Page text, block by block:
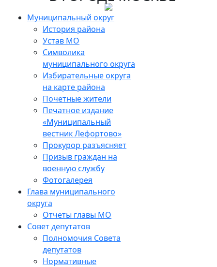
Муниципальный округ
История района
Устав МО
Символика
муниципального округа
Избирательные округа
на карте района
Почетные жители
Печатное издание
«Муниципальный
вестник Лефортово»
Прокурор разъясняет
Призыв граждан на
военную службу
Фотогалерея
Глава муниципального
округа
Отчеты главы МО
Совет депутатов
Полномочия Совета
депутатов
Нормативные